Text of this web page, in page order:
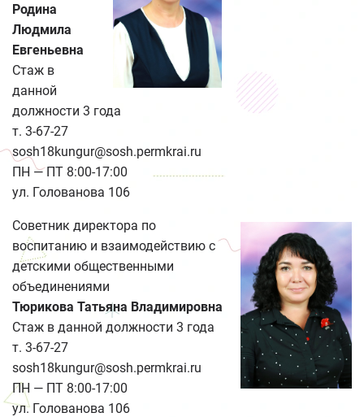
Родина
Людмила
Евгеньевна
Стаж в
данной
должности 3 года
т. 3-67-27
sosh18kungur@sosh.permkrai.ru
ПН — ПТ 8:00-17:00
ул. Голованова 106
Советник директора по
воспитанию и взаимодействию с
детскими общественными
объединениями
Тюрикова Татьяна Владимировна
Стаж в данной должности 3 года
т. 3-67-27
sosh18kungur@sosh.permkrai.ru
ПН — ПТ 8:00-17:00
ул. Голованова 106